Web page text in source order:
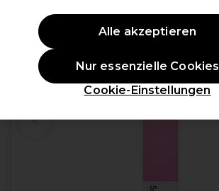
Cookie-Einstellungen
Nur essenzielle Cookies
Alle akzeptieren